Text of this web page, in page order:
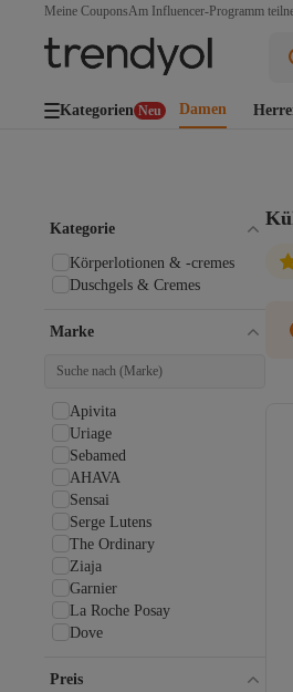
Meine CouponsAm Influencer-Programm
Kategorien Neu Damen
Kategorie
Körperlotionen & -cremes
Duschgels & Cremes
Marke
Apivita
Uriage
Sebamed
AHAVA
Sensai
Serge Lutens
The Ordinary
Ziaja
Garnier
La Roche Posay
Dove
NIVEA
Preis